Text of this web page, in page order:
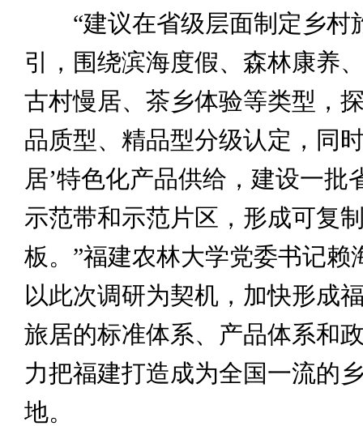
“建议在省级层面制定乡村
引，围绕滨海度假、森林康养
古村慢居、茶乡体验等类型，
品质型、精品型分级认定，同
居’特色化产品供给，建设一批
示范带和示范片区，形成可复
板。”福建农林大学党委书记赖
以此次调研为契机，加快形成
旅居的标准体系、产品体系和
力把福建打造成为全国一流的
地。